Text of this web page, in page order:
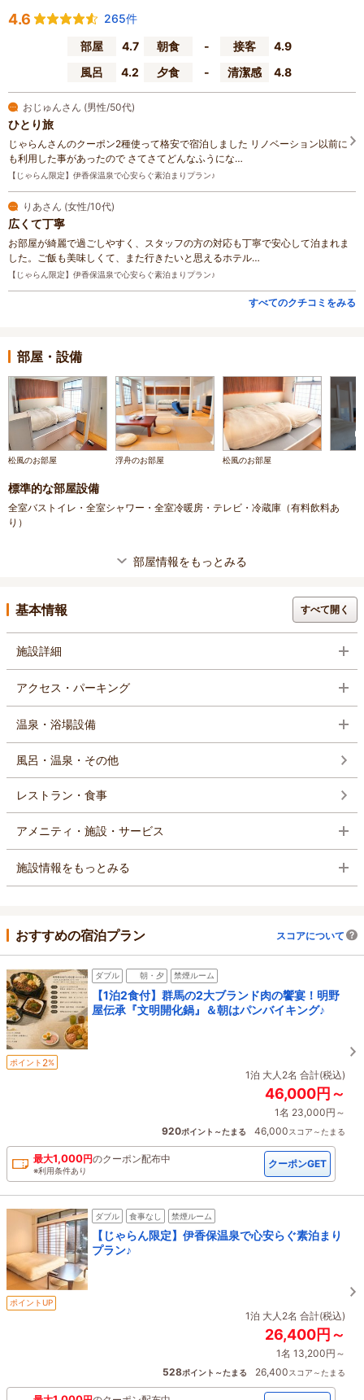
4.6
265件
部屋
4.7 朝食 - 接客
4.9
風呂
4.2 夕食 - 清潔感 4.8
おじゅんさん (男性/50代)
ひとり旅
じゃらんさんのクーポン2種使って格安で宿泊しました リノベーション以前に
も利用した事があったので さてさてどんなふうにな…
【じゃらん限定】伊香保温泉で心安らぐ素泊まりプラン♪
りあさん (女性/10代)
広くて丁寧
お部屋が綺麗で過ごしやすく、スタッフの方の対応も丁寧で安心して泊まれま
した。ご飯も美味しくて、また行きたいと思えるホテル…
【じゃらん限定】伊香保温泉で心安らぐ素泊まりプラン♪
すべてのクチコミをみる
部屋・設備
松風のお部屋 浮舟のお部屋 松風のお部屋
標準的な部屋設備
全室バストイレ・全室シャワー・全室冷暖房・テレビ・冷蔵庫（有料飲料あ
り）
部屋情報をもっとみる
基本情報 すべて開く
施設詳細
アクセス・パーキング
温泉・浴場設備
風呂・温泉・その他
レストラン・食事
アメニティ・施設・サービス
施設情報をもっとみる
おすすめの宿泊プラン スコアについて
ダブル 朝・夕 禁煙ルーム
【1泊2食付】群馬の2大ブランド肉の饗宴！明野
屋伝承『文明開化鍋』＆朝はパンバイキング♪
ポイント 2%
1泊 大人2名 合計(税込)
46,000円～
1名 23,000円～
920ポイント～たまる 46,000スコア～たまる
最大1,000円のクーポン配布中
※利用条件あり
クーポンGET
ダブル 食事なし 禁煙ルーム
【じゃらん限定】伊香保温泉で心安らぐ素泊まり
プラン♪
ポイントUP
1泊 大人2名 合計(税込)
26,400円～
1名 13,200円～
528ポイント～たまる 26,400スコア～たまる